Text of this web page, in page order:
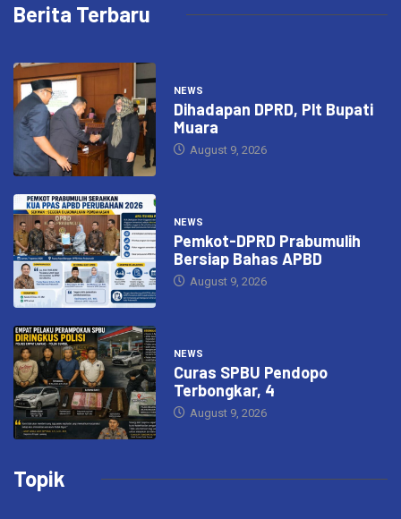
Berita Terbaru
NEWS
Dihadapan DPRD, Plt Bupati
Muara
August 9, 2026
NEWS
Pemkot-DPRD Prabumulih
Bersiap Bahas APBD
August 9, 2026
NEWS
Curas SPBU Pendopo
Terbongkar, 4
August 9, 2026
Topik